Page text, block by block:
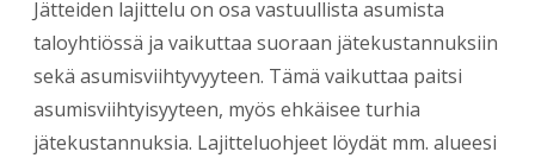
Jätteiden lajittelu on osa vastuullista asumista
taloyhtiössä ja vaikuttaa suoraan jätekustannuksiin
sekä asumisviihtyvyyteen. Tämä vaikuttaa paitsi
asumisviihtyisyyteen, myös ehkäisee turhia
jätekustannuksia. Lajitteluohjeet löydät mm. alueesi